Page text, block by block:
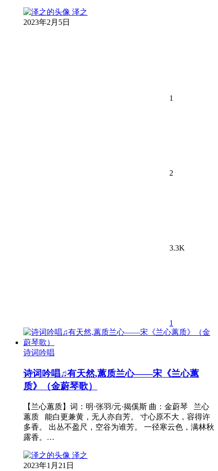
泽之
2023年2月5日
1
2
3.3K
1
诗词吟唱
诗词吟唱♫有天然,蕙质兰心——宋《兰心蕙
质》（金蔚琴歌）
【兰心蕙质】词：明·张羽/元·揭傒斯 曲：金蔚琴 兰心
蕙质 能白更兼黄，无人亦自芳。 寸心原不大，容得许
多香。 出丛不盈尺，空谷为谁芳。 一径寒云色，满林秋
露香。…
泽之
2023年1月21日